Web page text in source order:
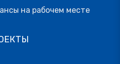
на рабочем месте